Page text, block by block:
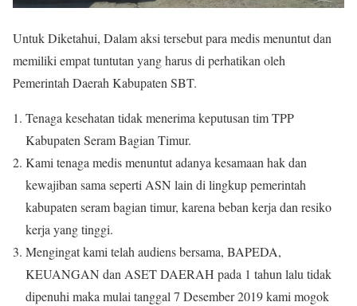
Untuk Diketahui, Dalam aksi tersebut para medis menuntut dan
memiliki empat tuntutan yang harus di perhatikan oleh
Pemerintah Daerah Kabupaten SBT.
Tenaga kesehatan tidak menerima keputusan tim TPP
Kabupaten Seram Bagian Timur.
Kami tenaga medis menuntut adanya kesamaan hak dan
kewajiban sama seperti ASN lain di lingkup pemerintah
kabupaten seram bagian timur, karena beban kerja dan resiko
kerja yang tinggi.
Mengingat kami telah audiens bersama, BAPEDA,
KEUANGAN dan ASET DAERAH pada 1 tahun lalu tidak
dipenuhi maka mulai tanggal 7 Desember 2019 kami mogok